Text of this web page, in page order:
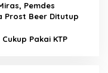
Pemdes
Prost Beer Ditutup
Pakai KTP